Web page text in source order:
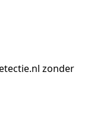
zonder